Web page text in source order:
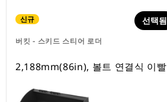
신규
버킷 - 스키드 스티어 로더
선택됨
2,188mm(86in), 볼트 연결식 이빨